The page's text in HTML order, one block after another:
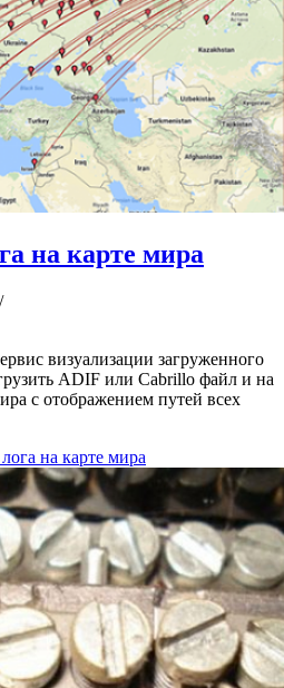
на карте мира
визуализации загруженного
ADIF или Cabrillo файл и на
с отображением путей всех
на карте мира